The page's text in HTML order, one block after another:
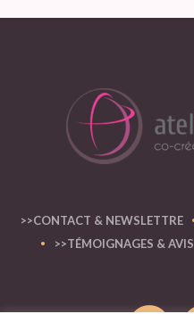
>>CONTACT & NEWSLETTRE
>>TÉMOIGNAGES & AVIS